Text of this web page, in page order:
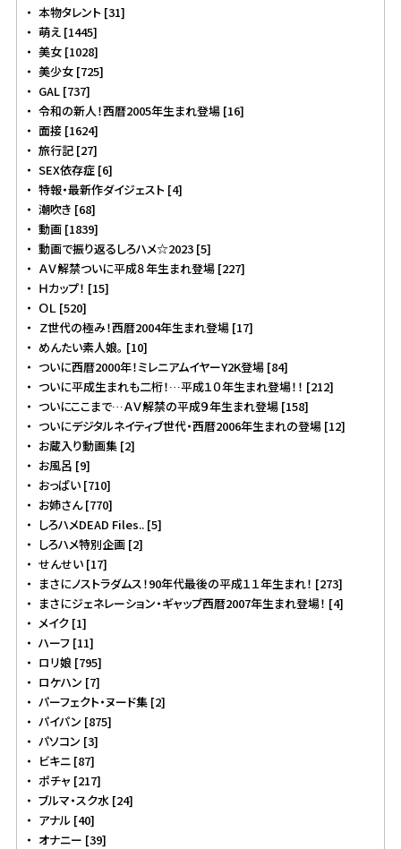
本物タレント [31]
萌え [1445]
美女 [1028]
美少女 [725]
GAL [737]
令和の新人！西暦2005年生まれ登場 [16]
面接 [1624]
旅行記 [27]
SEX依存症 [6]
特報・最新作ダイジェスト [4]
潮吹き [68]
動画 [1839]
動画で振り返るしろハメ☆2023 [5]
ＡＶ解禁ついに平成８年生まれ登場 [227]
Ｈカップ！ [15]
ＯＬ [520]
Ｚ世代の極み！西暦2004年生まれ登場 [17]
めんたい素人娘。 [10]
ついに西暦2000年！ミレニアムイヤーY2K登場 [84]
ついに平成生まれも二桁！…平成１０年生まれ登場！！ [212]
ついにここまで…ＡＶ解禁の平成９年生まれ登場 [158]
ついにデジタルネイティブ世代・西暦2006年生まれの登場 [12]
お蔵入り動画集 [2]
お風呂 [9]
おっぱい [710]
お姉さん [770]
しろハメDEAD Files.. [5]
しろハメ特別企画 [2]
せんせい [17]
まさにノストラダムス！90年代最後の平成１１年生まれ！ [273]
まさにジェネレーション・ギャップ西暦2007年生まれ登場！ [4]
メイク [1]
ハーフ [11]
ロリ娘 [795]
ロケハン [7]
パーフェクト・ヌード集 [2]
パイパン [875]
パソコン [3]
ビキニ [87]
ポチャ [217]
ブルマ・スク水 [24]
アナル [40]
オナニー [39]